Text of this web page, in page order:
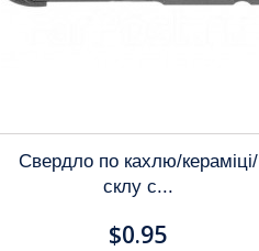
Свердло по кахлю/кераміці/
склу c...
$0.95